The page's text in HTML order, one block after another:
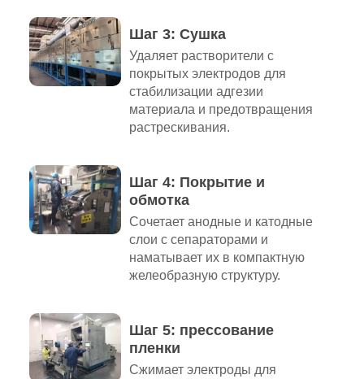
Шаг 3: Сушка
Удаляет растворители с
покрытых электродов для
стабилизации адгезии
материала и предотвращения
растрескивания.
Шаг 4: Покрытие и
обмотка
Сочетает анодные и катодные
слои с сепараторами и
наматывает их в компактную
желеобразную структуру.
Шаг 5: прессование
пленки
Сжимает электроды для